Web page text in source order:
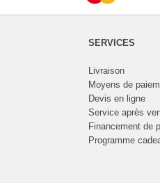
SERVICES
Livraison
Moyens de
Devis en ligne
Service après
Financement de
Programme